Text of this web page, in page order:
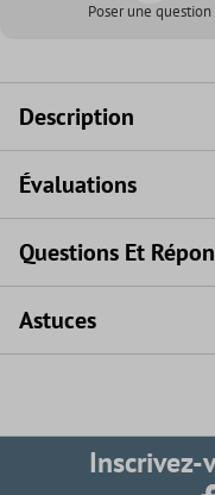
Poser une question
Description
Évaluations
Questions Et
Astuces
Inscrivez-